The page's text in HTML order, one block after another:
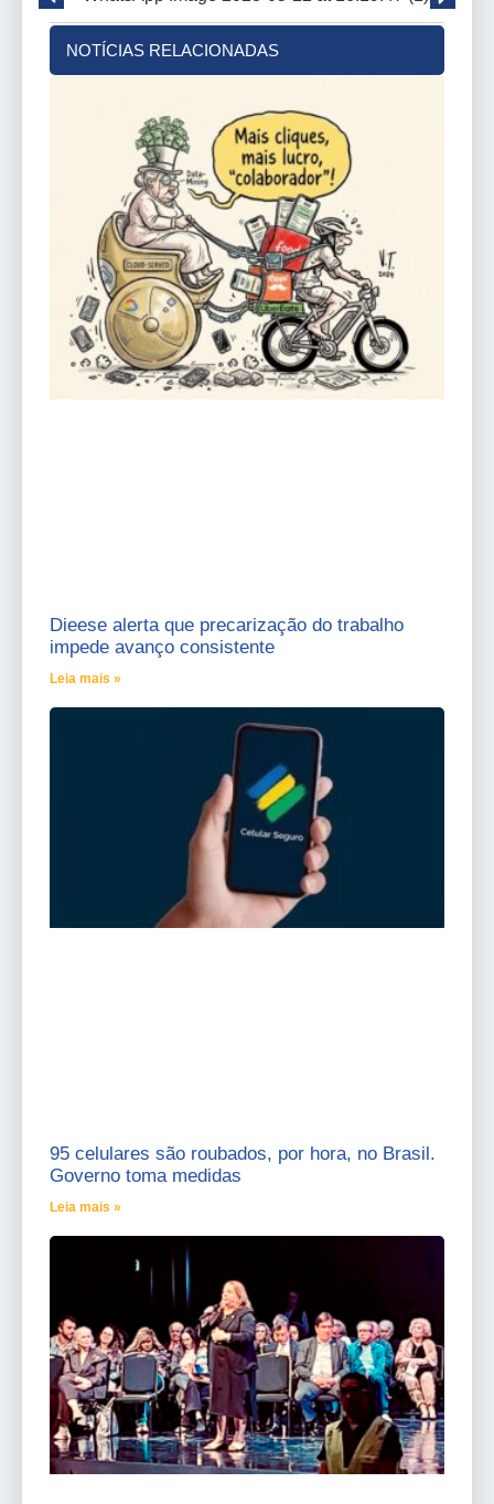
NOTÍCIAS RELACIONADAS
Dieese alerta que precarização do trabalho
impede avanço consistente
Leia mais »
95 celulares são roubados, por hora, no Brasil.
Governo toma medidas
Leia mais »